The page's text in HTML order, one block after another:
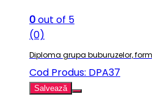
0out of 5
(0)
Diploma grupa buburuzelor,
Cod Produs: DPA37
Salvează